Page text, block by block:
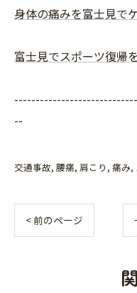
身体の痛みを富士見で
富士見でスポーツ復帰
--
交通事故 腰痛 肩こり 痛み
< 前のページ